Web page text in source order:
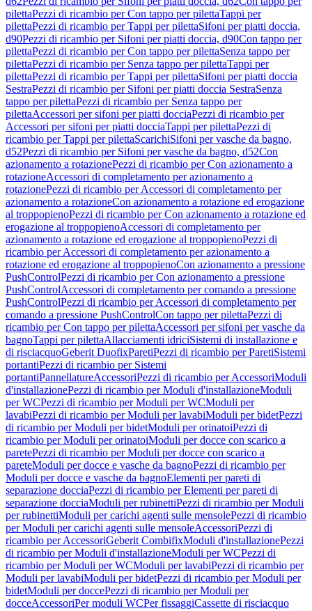
pilettaPezzi di ricambio per Con tappo per pilettaTappi per
pilettaPezzi di ricambio per Tappi per pilettaSifoni per piatti doccia,
d90Pezzi di ricambio per Sifoni per piatti doccia, d90Con tappo per
pilettaPezzi di ricambio per Con tappo per pilettaSenza tappo per
pilettaPezzi di ricambio per Senza tappo per pilettaTappi per
pilettaPezzi di ricambio per Tappi per pilettaSifoni per piatti doccia
SestraPezzi di ricambio per Sifoni per piatti doccia SestraSenza
tappo per pilettaPezzi di ricambio per Senza tappo per
pilettaAccessori per sifoni per piatti docciaPezzi di ricambio per
Accessori per sifoni per piatti docciaTappi per pilettaPezzi di
ricambio per Tappi per pilettaScarichiSifoni per vasche da bagno,
d52Pezzi di ricambio per Sifoni per vasche da bagno, d52Con
azionamento a rotazionePezzi di ricambio per Con azionamento a
rotazioneAccessori di completamento per azionamento a
rotazionePezzi di ricambio per Accessori di completamento per
azionamento a rotazioneCon azionamento a rotazione ed erogazione
al troppopienoPezzi di ricambio per Con azionamento a rotazione ed
erogazione al troppopienoAccessori di completamento per
azionamento a rotazione ed erogazione al troppopienoPezzi di
ricambio per Accessori di completamento per azionamento a
rotazione ed erogazione al troppopienoCon azionamento a pressione
PushControlPezzi di ricambio per Con azionamento a pressione
PushControlAccessori di completamento per comando a pressione
PushControlPezzi di ricambio per Accessori di completamento per
comando a pressione PushControlCon tappo per pilettaPezzi di
ricambio per Con tappo per pilettaAccessori per sifoni per vasche da
bagnoTappi per pilettaAllacciamenti idriciSistemi di installazione e
di risciacquoGeberit DuofixParetiPezzi di ricambio per ParetiSistemi
portantiPezzi di ricambio per Sistemi
portantiPannellatureAccessoriPezzi di ricambio per AccessoriModuli
d'installazionePezzi di ricambio per Moduli d'installazioneModuli
per WCPezzi di ricambio per Moduli per WCModuli per
lavabiPezzi di ricambio per Moduli per lavabiModuli per bidetPezzi
di ricambio per Moduli per bidetModuli per orinatoiPezzi di
ricambio per Moduli per orinatoiModuli per docce con scarico a
paretePezzi di ricambio per Moduli per docce con scarico a
pareteModuli per docce e vasche da bagnoPezzi di ricambio per
Moduli per docce e vasche da bagnoElementi per pareti di
separazione docciaPezzi di ricambio per Elementi per pareti di
separazione docciaModuli per rubinettiPezzi di ricambio per Moduli
per rubinettiModuli per carichi agenti sulle mensolePezzi di ricambio
per Moduli per carichi agenti sulle mensoleAccessoriPezzi di
ricambio per AccessoriGeberit CombifixModuli d'installazionePezzi
di ricambio per Moduli d'installazioneModuli per WCPezzi di
ricambio per Moduli per WCModuli per lavabiPezzi di ricambio per
Moduli per lavabiModuli per bidetPezzi di ricambio per Moduli per
bidetModuli per doccePezzi di ricambio per Moduli per
docceAccessoriPer moduli WCPer fissaggiCassette di risciacquo